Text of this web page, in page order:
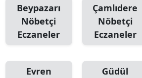
Beypazarı
Nöbetçi
Eczaneler
Çamlıdere
Nöbetçi
Eczaneler
Evren
Güdül